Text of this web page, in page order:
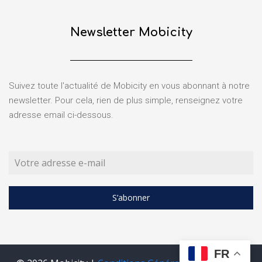
Newsletter Mobicity
Suivez toute l'actualité de Mobicity en vous abonnant à notre
newsletter. Pour cela, rien de plus simple, renseignez votre
adresse email ci-dessous.
S’abonner
FR